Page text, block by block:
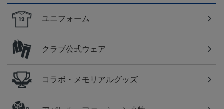
ユニフォーム
クラブ公式ウェア
コラボ・メモリアルグッズ